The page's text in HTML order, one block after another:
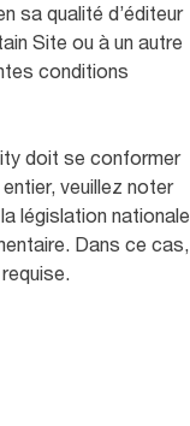
sa qualité d’éditeur
Site ou à un autre
conditions
doit se conformer
veuillez noter
législation nationale
Dans ce cas,